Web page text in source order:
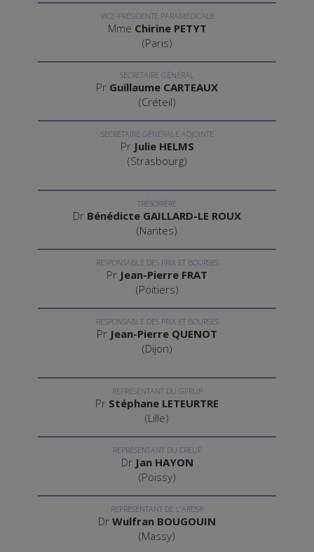
VICE-PRÉSIDENTE PARAMÉDICALE
Mme Chirine PETYT
(Paris)
SECRÉTAIRE GÉNÉRAL
Pr Guillaume CARTEAUX
(Créteil)
SECRÉTAIRE GÉNÉRALE ADJOINTE
Pr Julie HELMS
(Strasbourg)
TRÉSORIÈRE
Dr Bénédicte GAILLARD-LE ROUX
(Nantes)
RESPONSABLE DES PRIX ET BOURSES
Pr Jean-Pierre FRAT
(Poitiers)
RESPONSABLE DES PRIX ET BOURSES
Pr Jean-Pierre QUENOT
(Dijon)
REPRÉSENTANT DU GFRUP
Pr Stéphane LETEURTRE
(Lille)
REPRÉSENTANT DU CREUF
Dr Jan HAYON
(Poissy)
REPRÉSENTANT DE L’ARDSP
Dr Wulfran BOUGOUIN
(Massy)